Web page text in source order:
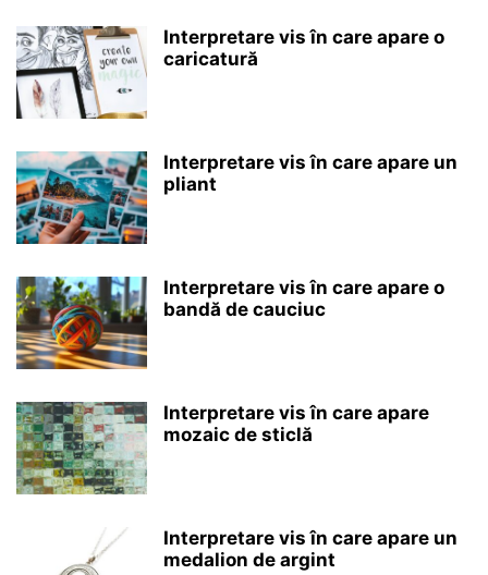
Interpretare vis în care apare o
caricatură
Interpretare vis în care apare un
pliant
Interpretare vis în care apare o
bandă de cauciuc
Interpretare vis în care apare
mozaic de sticlă
Interpretare vis în care apare un
medalion de argint